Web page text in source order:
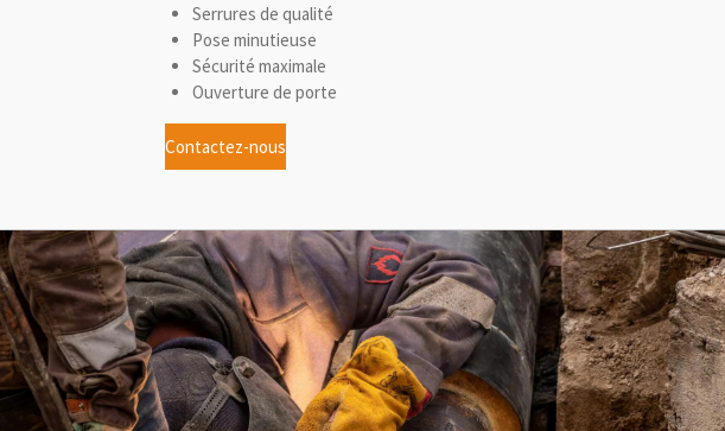
Serrures de qualité
Pose minutieuse
Sécurité maximale
Ouverture de porte
Contactez-nous